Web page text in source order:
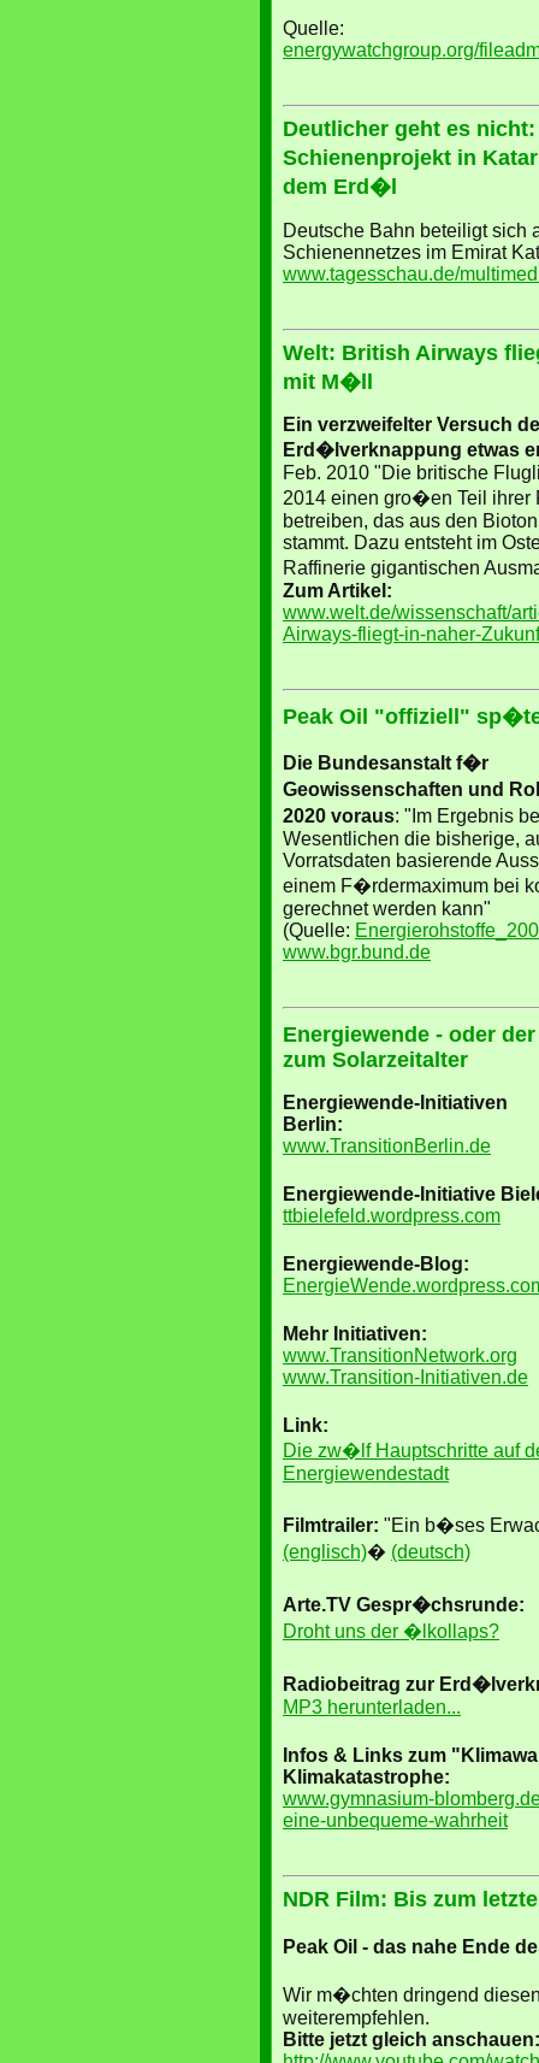
Quelle:
energywatchgroup.org/
Deutlicher geht es nicht:
Schienenprojekt in
dem Erd�l
Deutsche Bahn beteiligt sich
Schienennetzes im Emirat
www.tagesschau.de/
Welt: British Airways
mit M�ll
Ein verzweifelter Versuch
Erd�lverknappung etwas
Feb. 2010 "Die britische
2014 einen gro�en Teil ihrer
betreiben, das aus den
stammt. Dazu entsteht im
Raffinerie gigantischen
Zum Artikel:
www.welt.de/wissenschaft/
Airways-fliegt-in-naher-
Peak Oil "offiziell"
Die Bundesanstalt f�r
Geowissenschaften und
2020 voraus: "Im Ergebnis
Wesentlichen die bisherige,
Vorratsdaten basierende
einem F�rdermaximum bei
gerechnet werden kann"
(Quelle:
www.bgr.bund.de
Energiewende - oder
zum Solarzeitalter
Energiewende-Initiativen
Berlin:
www.TransitionBerlin.de
Energiewende-Initiative
ttbielefeld.wordpress.com
Energiewende-Blog:
Mehr Initiativen:
www.TransitionNetwork.org
www.Transition-Initiativen.de
Link:
Die zw�lf Hauptschritte auf
Energiewendestadt
Filmtrailer: "Ein b�ses
(englisch)� (deutsch)
Arte.TV Gespr�chsrunde:
Droht uns der �lkollaps?
Radiobeitrag zur
MP3 herunterladen...
Infos & Links zum
Klimakatastrophe:
www.gymnasium-
eine-unbequeme-wahrheit
NDR Film: Bis zum
Peak Oil - das nahe Ende
Wir m�chten dringend
weiterempfehlen.
Bitte jetzt gleich anschauen: